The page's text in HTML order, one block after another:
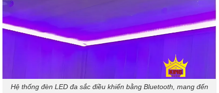
Hệ thống đèn LED đa sắc điều khiển bằng Bluetooth, mang đến